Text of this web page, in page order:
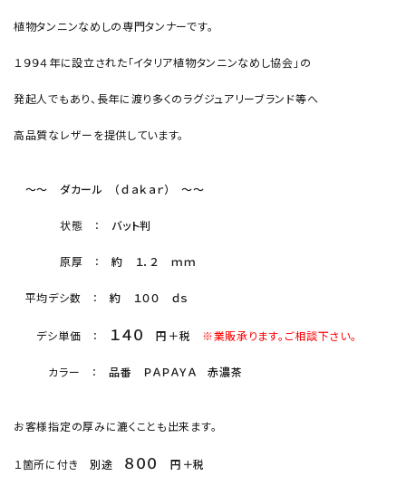
植物タンニンなめしの専門タンナーです。
１９９４年に設立された「イタリア植物タンニンなめし協会」の
発起人でもあり、長年に渡り多くのラグジュアリーブランド等へ
高品質なレザーを提供しています。
～～ ダカール （ｄａｋａｒ） ～～
状態 ： バット判
原厚 ：約 １．２ ｍｍ
平均デシ数 ：約 １００ ｄｓ
デシ単価 ： １４０ 円＋税 ※業販承ります。ご相談下さい。
カラー ：品番 ＰＡＰＡＹＡ 赤濃茶
お客様指定の厚みに漉くことも出来ます。
１箇所に付き 別途 ８００ 円＋税